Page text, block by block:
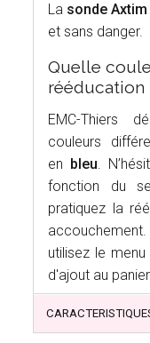
La sonde Axtim
et sans danger.
Quelle
rééducation
EMC-Thiers
couleurs
en bleu.
fonction du
pratiquez la
utilisez le
d'ajout au